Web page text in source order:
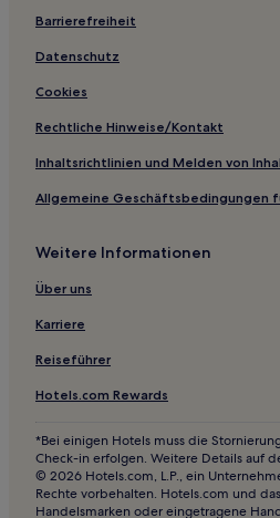
Familien in Hinterzarten
Haustierfreundliche in
Hotels mit Parkplatz in Bad
Hotels mit Parkplatz in
Hotels mit inbegriffenem
Familien in Feldberg
Business in Landkreis Breisgau-
Familien in Landkreis Breisgau-
Haustierfreundliche in Weil am
Familien in Rheinfelden
Hotels mit inbegriffenem
Hotels mit Parkplatz in
Ski in Südschwarzwald
Barrierefreiheit
Datenschutz
Cookies
Rechtliche Hinweise/Kontakt
Inhaltsrichtlinien und Melden von
Allgemeine Geschäftsbedingungen
Weitere Informationen
Über uns
Karriere
Reiseführer
Hotels.com Rewards
*Bei einigen Hotels muss die
Check-in erfolgen. Weitere Details auf
© 2026 Hotels.com, L.P., ein
Rechte vorbehalten. Hotels.com und
Handelsmarken oder eingetragene